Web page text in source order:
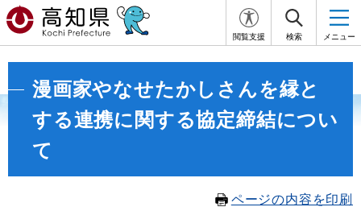
閲覧支援 検索 メニュー
漫画家やなせたかしさんを縁と
する連携に関する協定締結につい
て
ページの内容を印刷